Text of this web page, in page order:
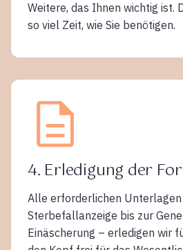
Weitere, das Ihnen wichtig ist.
so viel Zeit, wie Sie benötigen.
4. Erledigung der
Alle erforderlichen
Sterbefallanzeige bis zur
Einäscherung – erledigen wir